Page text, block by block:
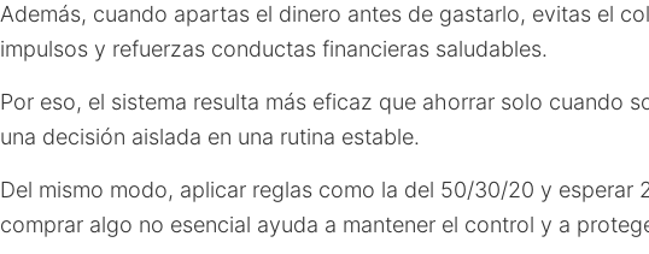
Además, cuando apartas el dinero antes de gastarlo, evitas el
impulsos y refuerzas conductas financieras saludables.
Por eso, el sistema resulta más eficaz que ahorrar solo cuando
una decisión aislada en una rutina estable.
Del mismo modo, aplicar reglas como la del 50/30/20 y esperar
comprar algo no esencial ayuda a mantener el control y a